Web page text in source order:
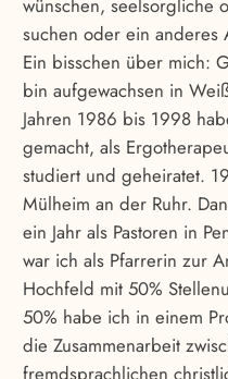
wünschen, seelsorgliche
suchen oder ein anderes
Ein bisschen über mich:
bin aufgewachsen in
Jahren 1986 bis 1998
gemacht, als
studiert und geheiratet.
Mülheim an der Ruhr.
ein Jahr als Pastoren in
war ich als Pfarrerin zur
Hochfeld mit 50%
50% habe ich in einem
die Zusammenarbeit